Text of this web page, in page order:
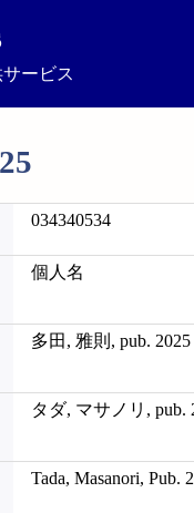
ービス
034340534
個人名
多田, 雅則, pub. 2025
タダ, マサノリ, pub.
Tada, Masanori, Pub.